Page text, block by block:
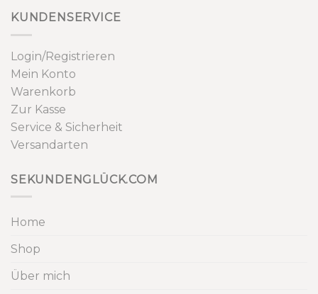
KUNDENSERVICE
Login/Registrieren
Mein Konto
Warenkorb
Zur Kasse
Service & Sicherheit
Versandarten
SEKUNDENGLÜCK.COM
Home
Shop
Über mich